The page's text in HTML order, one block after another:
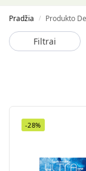
Pradžia / Produkto
Filtrai
-28%